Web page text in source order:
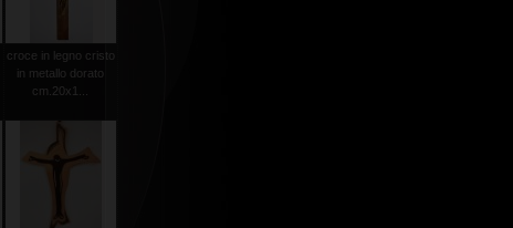
croce in legno cristo
in metallo dorato
cm.20x1...